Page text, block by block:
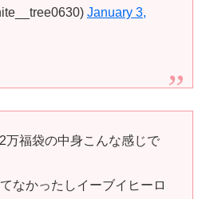
January 3,
万福袋の中身こんな感じで
なかったしイーブイヒーロ